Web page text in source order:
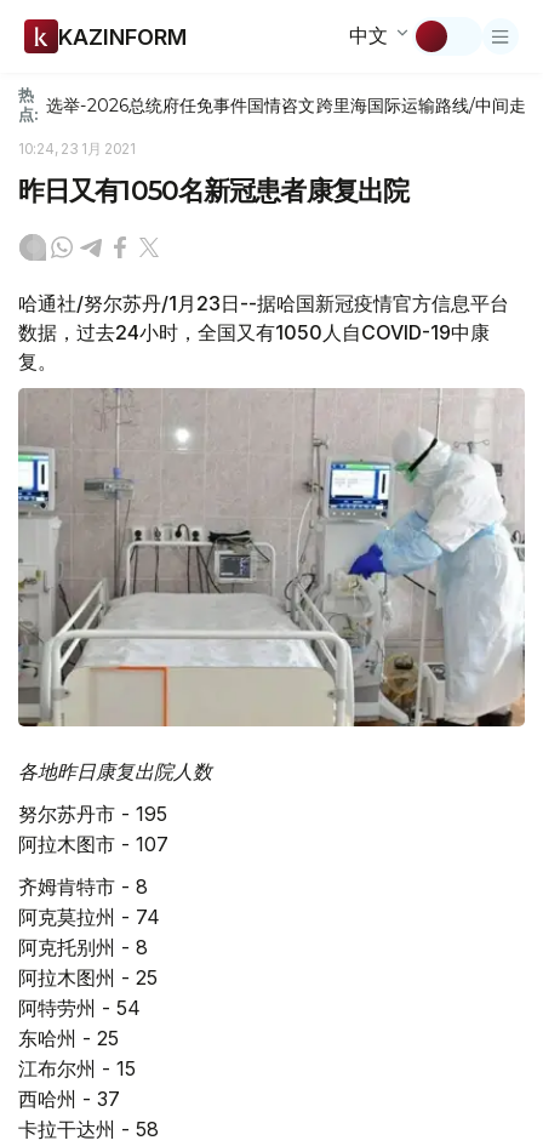
KAZINFORM 中文
热
点: 选举-2026总统府任免事件国情咨文跨里海国际运输路线/中间走廊
10:24, 23 1月 2021
昨日又有1050名新冠患者康复出院
哈通社/努尔苏丹/1月23日--据哈国新冠疫情官方信息平台
数据，过去24小时，全国又有1050人自COVID-19中康
复。
各地昨日康复出院人数
努尔苏丹市 - 195
阿拉木图市 - 107
齐姆肯特市 - 8
阿克莫拉州 - 74
阿克托别州 - 8
阿拉木图州 - 25
阿特劳州 - 54
东哈州 - 25
江布尔州 - 15
西哈州 - 37
卡拉干达州 - 58